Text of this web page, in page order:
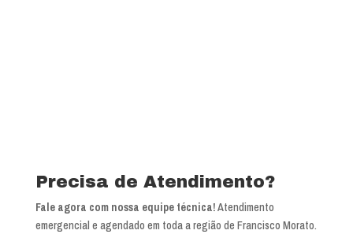
Precisa de Atendimento?
Fale agora com nossa equipe técnica!Atendimento
emergencial e agendado em toda a região de Francisco Morato.